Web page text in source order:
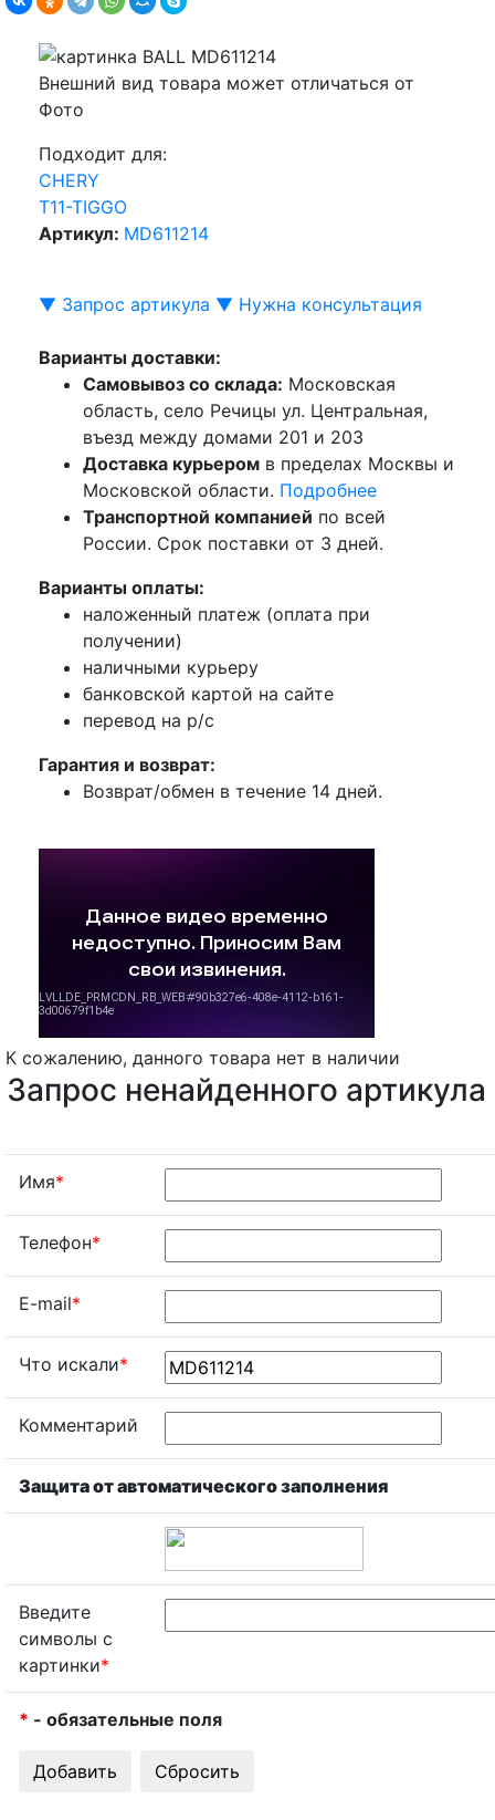
Внешний вид товара может отличаться от
Фото
Подходит для:
CHERY
T11-TIGGO
Артикул: MD611214
▼ Запрос артикула ▼ Нужна консультация
Варианты доставки:
Самовывоз со склада: Московская
область, село Речицы ул. Центральная,
въезд между домами 201 и 203
Доставка курьером в пределах Москвы и
Московской области. Подробнее
Транспортной компанией по всей
России. Срок поставки от 3 дней.
Варианты оплаты:
наложенный платеж (оплата при
получении)
наличными курьеру
банковской картой на сайте
перевод на р/с
Гарантия и возврат:
Возврат/обмен в течение 14 дней.
К сожалению, данного товара нет в наличии
Запрос ненайденного артикула
Имя*
Телефон*
E-mail*
Что искали*
Комментарий
Защита от автоматического заполнения
Введите
символы с
картинки*
* - обязательные поля